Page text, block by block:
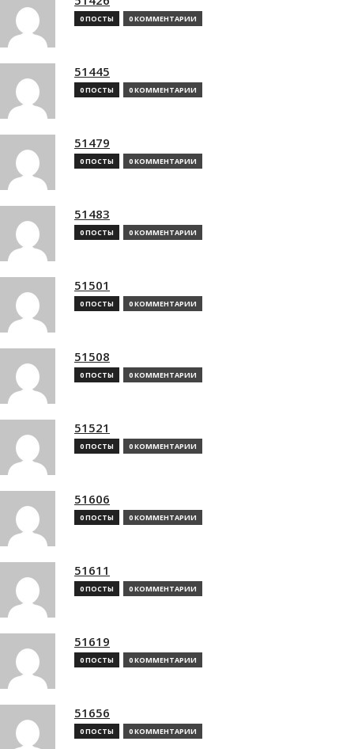
0 ПОСТЫ 0 КОММЕНТАРИИ
51445
0 ПОСТЫ 0 КОММЕНТАРИИ
51479
0 ПОСТЫ 0 КОММЕНТАРИИ
51483
0 ПОСТЫ 0 КОММЕНТАРИИ
51501
0 ПОСТЫ 0 КОММЕНТАРИИ
51508
0 ПОСТЫ 0 КОММЕНТАРИИ
51521
0 ПОСТЫ 0 КОММЕНТАРИИ
51606
0 ПОСТЫ 0 КОММЕНТАРИИ
51611
0 ПОСТЫ 0 КОММЕНТАРИИ
51619
0 ПОСТЫ 0 КОММЕНТАРИИ
51656
0 ПОСТЫ 0 КОММЕНТАРИИ